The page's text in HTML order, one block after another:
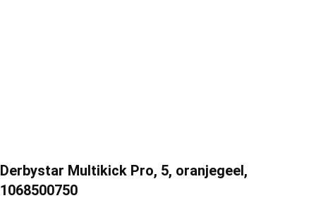
Derbystar Multikick Pro, 5, oranjegeel,
1068500750